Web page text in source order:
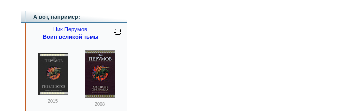
А вот, например:
Ник Перумов
Воин великой тьмы
2015
2008